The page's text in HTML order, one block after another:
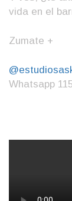
vida en el
Zumate +
Whatsapp